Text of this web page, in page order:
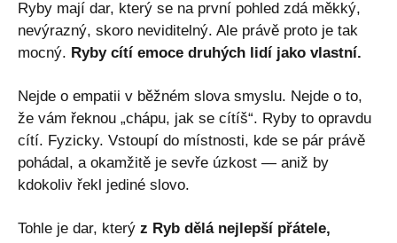
Ryby mají dar, který se na první pohled zdá měkký,
nevýrazný, skoro neviditelný. Ale právě proto je tak
mocný. Ryby cítí emoce druhých lidí jako vlastní.
Nejde o empatii v běžném slova smyslu. Nejde o to,
že vám řeknou „chápu, jak se cítíš“. Ryby to opravdu
cítí. Fyzicky. Vstoupí do místnosti, kde se pár právě
pohádal, a okamžitě je sevře úzkost — aniž by
kdokoliv řekl jediné slovo.
Tohle je dar, který z Ryb dělá nejlepší přátele,